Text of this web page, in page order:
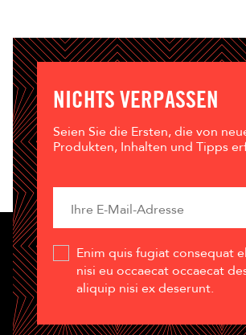
NICHTS VERPASSEN
Seien Sie die Ersten, die von
Produkten, Inhalten und Tipps
Enim quis fugiat consequat
nisi eu occaecat occaecat
aliquip nisi ex deserunt.